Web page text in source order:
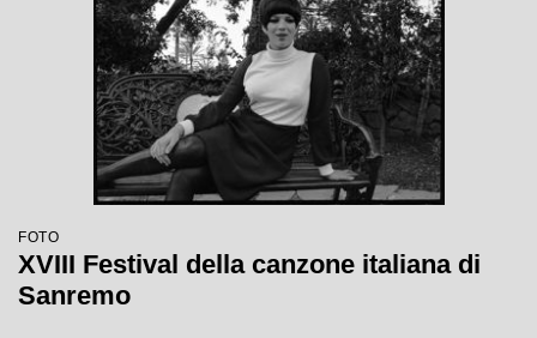
FOTO
XVIII Festival della canzone italiana di
Sanremo